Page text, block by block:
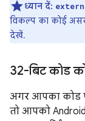
ध्यान दें:
विकल्प का कोई
देखें.
32-बिट कोड
अगर आपका कोड
तो आपको